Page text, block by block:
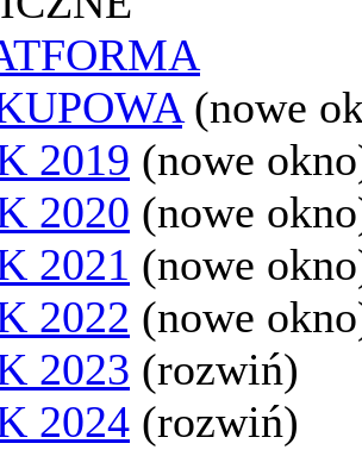
(nowe
2019 (nowe
2020 (nowe
2021 (nowe
2022 (nowe
2023 (rozwiń)
2024 (rozwiń)